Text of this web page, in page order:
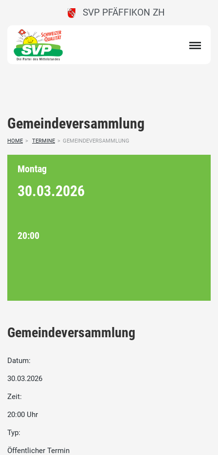
SVP PFÄFFIKON ZH
Gemeindeversammlung
HOME > TERMINE > GEMEINDEVERSAMMLUNG
Montag
30.03.2026
20:00
Gemeindeversammlung
Datum:
30.03.2026
Zeit:
20:00 Uhr
Typ:
Öffentlicher Termin